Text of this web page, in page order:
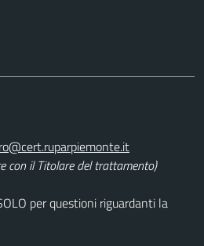
con il Titolare del trattamento)
per questioni riguardanti la